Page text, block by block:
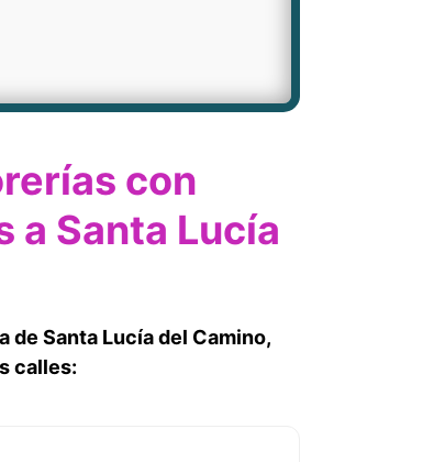
con
Santa Lucía
Santa Lucía del Camino,
calles: